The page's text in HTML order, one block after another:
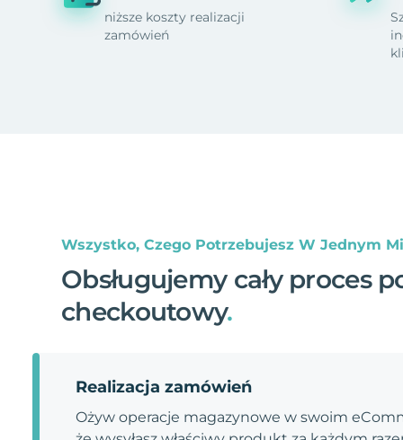
niższe koszty realizacji
zamówień
Wszystko, Czego Potrzebujesz W Jednym
Obsługujemy cały proces
checkoutowy.
Realizacja zamówień
Ożyw operacje magazynowe w swoim